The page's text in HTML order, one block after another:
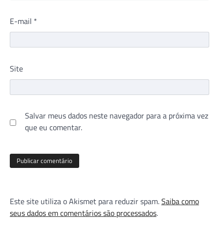
E-mail *
Site
Salvar meus dados neste navegador para a próxima vez
que eu comentar.
Este site utiliza o Akismet para reduzir spam.Saiba como
seus dados em comentários são processados.